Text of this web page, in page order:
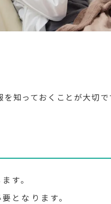
知っておくことが大切で
す。
となります。